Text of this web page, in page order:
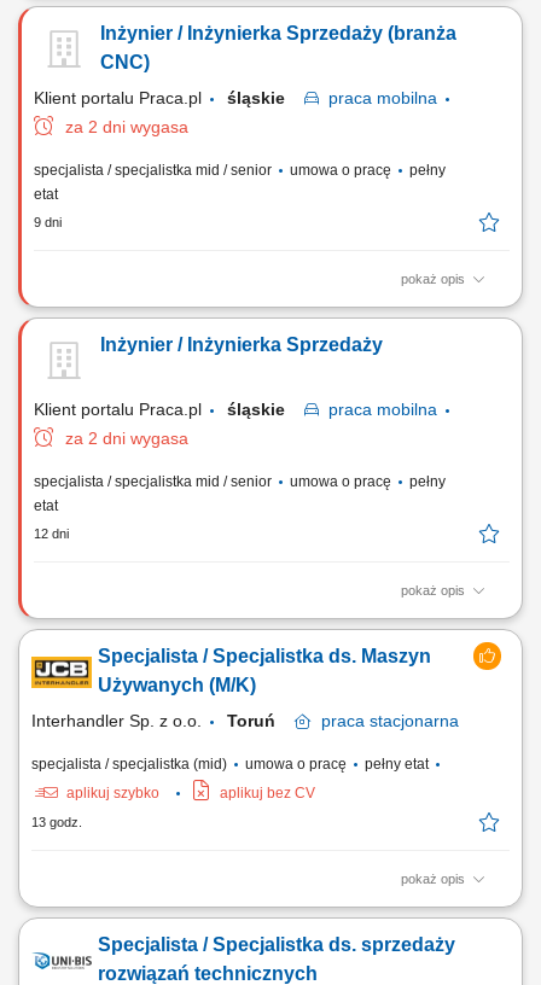
profesjonalnych relacji oraz wspieranie klientów w ich rozwoju;
Pozyskanie w regionie nowych klientów; Doradztwo w doborze
Inżynier / Inżynierka Sprzedaży (branża
CNC)
Klient portalu Praca.pl śląskie praca mobilna
za 2 dni wygasa
specjalista / specjalistka mid / senior umowa o pracę
pełny
etat
9 dni
pokaż opis
Realizacja strategii sprzedażowej w zakresie nowoczesnego
obszarze. Identyfikowanie potrzeb technologicznych klientów oraz
doradztwo techniczno-handlowe ukierunkowane na optymalizację
Inżynier / Inżynierka Sprzedaży
Klient portalu Praca.pl śląskie praca mobilna
za 2 dni wygasa
specjalista / specjalistka mid / senior umowa o pracę
pełny
etat
12 dni
pokaż opis
Opis stanowiska Kompleksowe rozwijanie sieci sprzedaży narzędzi
oraz oprzyrządowania do obrabiarek CNC w wyznaczonym regionie.
Aktywne pozyskiwanie nowych partnerów biznesowych i budowanie
trwałych relacji z obecnymi klientami. Doradztwo techniczne w zakresie
Specjalista / Specjalistka ds. Maszyn
Używanych (M/K)
Interhandler Sp. z o.o. Toruń praca stacjonarna
specjalista / specjalistka (mid) umowa o pracę
pełny etat
aplikuj szybko
aplikuj bez CV
13 godz.
pokaż opis
Kogo szukamy: Poszukujemy Specjalisty/Specjalistki ds. Maszyn
zagadnieniami technicznymi. Zadania: Zarządzanie ofertą maszyn
używanych – analiza, wycena, comiesięczna aktualizacja oferty;
Specjalista / Specjalistka ds. sprzedaży
rozwiązań technicznych